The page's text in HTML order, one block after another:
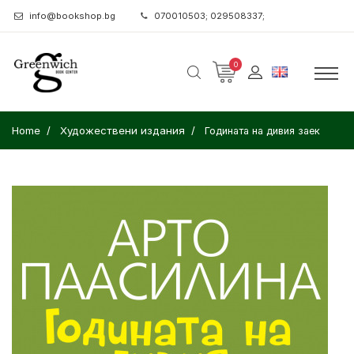
info@bookshop.bg 070010503; 029508337;
0
Home Художествени издания Годината на дивия заек